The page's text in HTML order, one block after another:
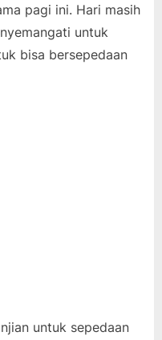
pagi ini. Hari masih
untuk
bisa bersepedaan
untuk sepedaan